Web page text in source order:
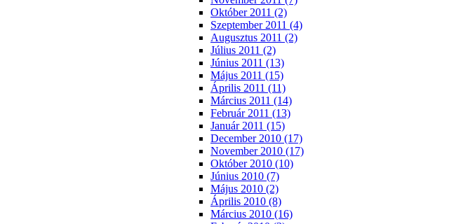
Október 2011 (2)
Szeptember 2011 (4)
Augusztus 2011 (2)
Július 2011 (2)
Június 2011 (13)
Május 2011 (15)
Április 2011 (11)
Március 2011 (14)
Február 2011 (13)
Január 2011 (15)
December 2010 (17)
November 2010 (17)
Október 2010 (10)
Június 2010 (7)
Május 2010 (2)
Április 2010 (8)
Március 2010 (16)